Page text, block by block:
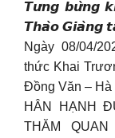
𝙏𝙪̛𝙣𝙜 𝙗𝙪̛̀𝙣𝙜
𝙏𝙝𝙖̀𝙤 𝙂𝙞𝙖̀𝙣𝙜
Ngày 08/04/
thức Khai
Đồng Văn – Hà
HÂN HẠNH
THĂM